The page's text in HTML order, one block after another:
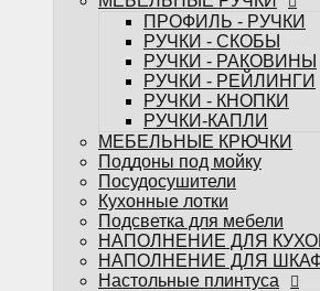
Плинтус LB-15
Плинтус LB-23
Плинтус LB-38
Мебельные опоры
Декоративные элементы
Планки
Планки для стеновых
фартуков
Планки для
Кухонный Цоколь
ПРОФИЛЬ - РУЧКИ
РУЧКИ - СКОБЫ
РУЧКИ - РАКОВИНЫ
РУЧКИ - РЕЙЛИНГИ
РУЧКИ - КНОПКИ
РУЧКИ-КАПЛИ
МЕБЕЛЬНЫЕ КРЮЧКИ
Поддоны под мойку
Посудосушители
Кухонные лотки
Подсветка для мебели
НАПОЛНЕНИЕ ДЛЯ
НАПОЛНЕНИЕ ДЛЯ
Настольные плинтуса